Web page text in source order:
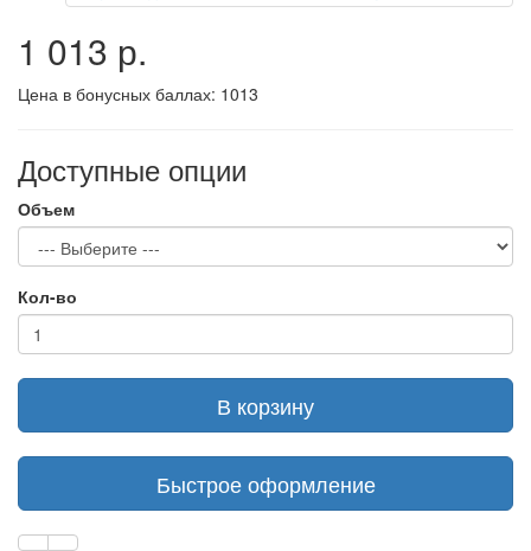
1 013 р.
Цена в бонусных баллах: 1013
Доступные опции
Объем
Кол-во
В корзину
Быстрое оформление